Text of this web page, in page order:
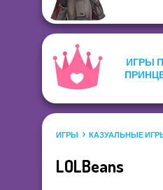
ИГРЫ
ИГРЫ КАЗУАЛЬНЫЕ
LOLBeans